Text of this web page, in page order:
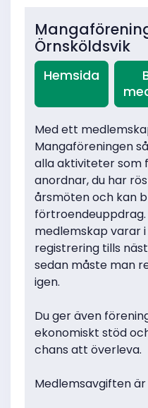
Örnsköldsvik
Hemsida
Med ett
Mangaföreningen
alla aktiviteter som
anordnar, du har
årsmöten och kan
förtroendeuppdrag.
medlemskap varar
registrering tills
sedan måste man
igen.
Du ger även
ekonomiskt stöd
chans att överleva.
Medlemsavgiften